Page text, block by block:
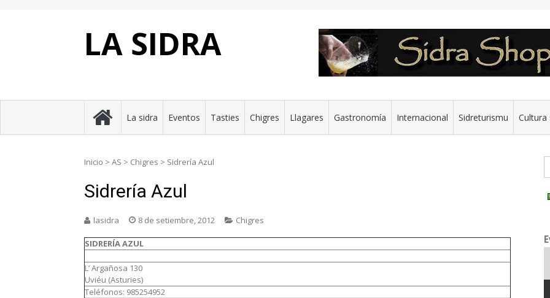
LA SIDRA
La sidra Eventos Tasties Chigres Llagares Gastronomía Internacional Sidreturismu Cultura
Inicio > AS > Chigres > Sidrería Azul
Sidrería Azul
lasidra 8 de setiembre, 2012 Chigres
SIDRERÍA AZUL
L’ Argañosa 130
Uviéu (Asturies)
Teléfonos: 985254952